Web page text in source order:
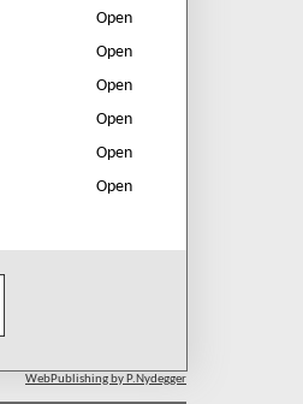
Open
Open
Open
Open
Open
Open
WebPublishing by P.Nydegger